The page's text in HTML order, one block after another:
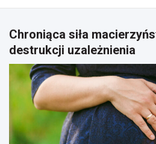
Chroniąca siła
destrukcji uzależnienia